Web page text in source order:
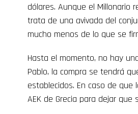
dólares. Aunque el Millonario
trata de una avivada del
mucho menos de lo que se
Hasta el momento, no hay
Pablo, la compra se tendrá
establecidos. En caso de que
AEK de Grecia para dejar que